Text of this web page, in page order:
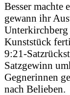
Besser machte
gewann ihr
Unterkirchberg
Kunststück
9:21-
Satzgewinn
Gegnerinnen
nach Belieben.